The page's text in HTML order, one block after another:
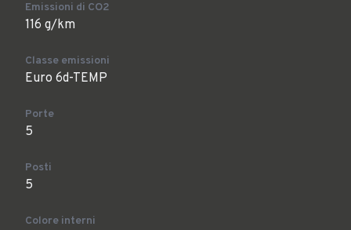
Emissioni di CO2
116 g/km
Classe emissioni
Euro 6d-TEMP
Porte
5
Posti
5
Colore interni